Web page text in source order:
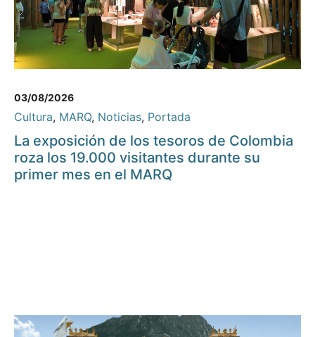
03/08/2026
Cultura, MARQ, Noticias, Portada
La exposición de los tesoros de Colombia
roza los 19.000 visitantes durante su
primer mes en el MARQ